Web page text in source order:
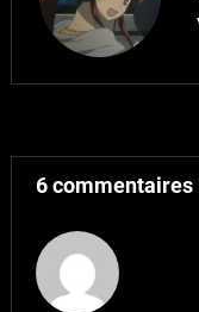
6 commentaires